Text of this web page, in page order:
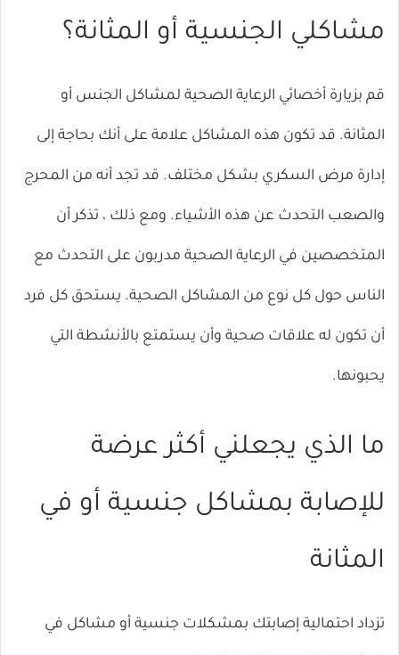
مشاكلي الجنسية أو المثانة؟
قم بزيارة أخصائي الرعاية الصحية لمشاكل الجنس أو
المثانة. قد تكون هذه المشاكل علامة على أنك بحاجة إلى
إدارة مرض السكري بشكل مختلف. قد تجد أنه من المحرج
والصعب التحدث عن هذه الأشياء. ومع ذلك ، تذكر أن
المتخصصين في الرعاية الصحية مدربون على التحدث مع
الناس حول كل نوع من المشاكل الصحية. يستحق كل فرد
أن تكون له علاقات صحية وأن يستمتع بالأنشطة التي
يحبونها.
ما الذي يجعلني أكثر عرضة
للإصابة بمشاكل جنسية أو في
المثانة
تزداد احتمالية إصابتك بمشكلات جنسية أو مشاكل في